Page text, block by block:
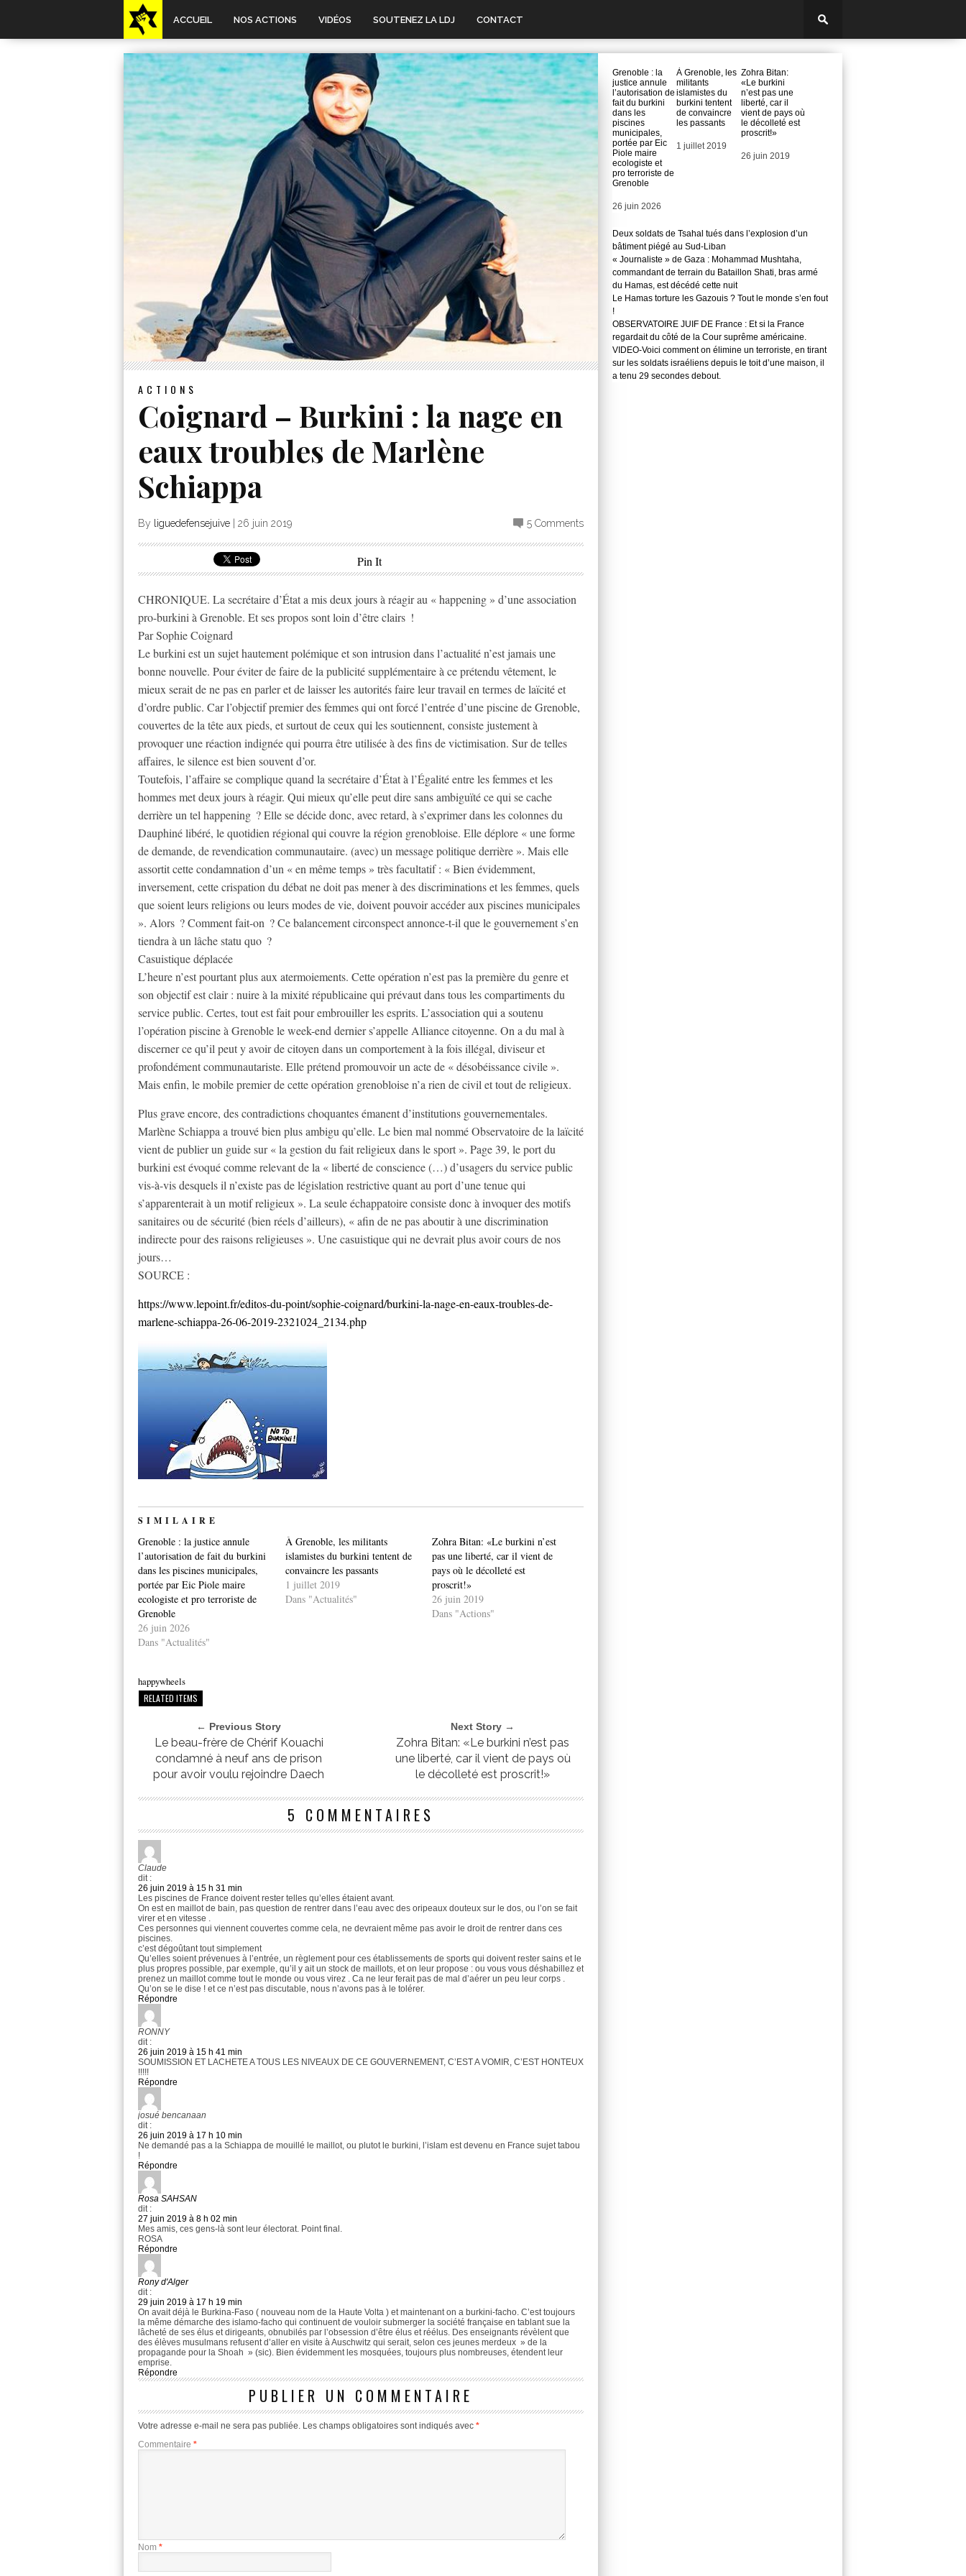
ACCUEIL NOS ACTIONS VIDÉOS SOUTENEZ LA LDJ CONTACT
ACTIONS
Coignard – Burkini : la nage en
eaux troubles de Marlène
Schiappa
By liguedefensejuive 26 juin 2019 5 Comments
Pin It
CHRONIQUE. La secrétaire d’État a mis deux jours à réagir au « happening » d’une association
pro-burkini à Grenoble. Et ses propos sont loin d’être clairs !
Par Sophie Coignard
Le burkini est un sujet hautement polémique et son intrusion dans l’actualité n’est jamais une
bonne nouvelle. Pour éviter de faire de la publicité supplémentaire à ce prétendu vêtement, le
mieux serait de ne pas en parler et de laisser les autorités faire leur travail en termes de laïcité et
d’ordre public. Car l’objectif premier des femmes qui ont forcé l’entrée d’une piscine de Grenoble,
couvertes de la tête aux pieds, et surtout de ceux qui les soutiennent, consiste justement à
provoquer une réaction indignée qui pourra être utilisée à des fins de victimisation. Sur de telles
affaires, le silence est bien souvent d’or.
Toutefois, l’affaire se complique quand la secrétaire d’État à l’Égalité entre les femmes et les
hommes met deux jours à réagir. Qui mieux qu’elle peut dire sans ambiguïté ce qui se cache
derrière un tel happening ? Elle se décide donc, avec retard, à s’exprimer dans les colonnes du
Dauphiné libéré, le quotidien régional qui couvre la région grenobloise. Elle déplore « une forme
de demande, de revendication communautaire. (avec) un message politique derrière ». Mais elle
assortit cette condamnation d’un « en même temps » très facultatif : « Bien évidemment,
inversement, cette crispation du débat ne doit pas mener à des discriminations et les femmes, quels
que soient leurs religions ou leurs modes de vie, doivent pouvoir accéder aux piscines municipales
». Alors ? Comment fait-on ? Ce balancement circonspect annonce-t-il que le gouvernement s’en
tiendra à un lâche statu quo ?
Casuistique déplacée
L’heure n’est pourtant plus aux atermoiements. Cette opération n’est pas la première du genre et
son objectif est clair : nuire à la mixité républicaine qui prévaut dans tous les compartiments du
service public. Certes, tout est fait pour embrouiller les esprits. L’association qui a soutenu
l’opération piscine à Grenoble le week-end dernier s’appelle Alliance citoyenne. On a du mal à
discerner ce qu’il peut y avoir de citoyen dans un comportement à la fois illégal, diviseur et
profondément communautariste. Elle prétend promouvoir un acte de « désobéissance civile ».
Mais enfin, le mobile premier de cette opération grenobloise n’a rien de civil et tout de religieux.
Plus grave encore, des contradictions choquantes émanent d’institutions gouvernementales.
Marlène Schiappa a trouvé bien plus ambigu qu’elle. Le bien mal nommé Observatoire de la laïcité
vient de publier un guide sur « la gestion du fait religieux dans le sport ». Page 39, le port du
burkini est évoqué comme relevant de la « liberté de conscience (…) d’usagers du service public
vis-à-vis desquels il n’existe pas de législation restrictive quant au port d’une tenue qui
s’apparenterait à un motif religieux ». La seule échappatoire consiste donc à invoquer des motifs
sanitaires ou de sécurité (bien réels d’ailleurs), « afin de ne pas aboutir à une discrimination
indirecte pour des raisons religieuses ». Une casuistique qui ne devrait plus avoir cours de nos
jours…
SOURCE :
https://www.lepoint.fr/editos-du-point/sophie-coignard/burkini-la-nage-en-eaux-troubles-de-
marlene-schiappa-26-06-2019-2321024_2134.php
SIMILAIRE
Grenoble : la justice annule
l’autorisation de fait du burkini
dans les piscines municipales,
portée par Eic Piole maire
ecologiste et pro terroriste de
Grenoble
26 juin 2026
Dans "Actualités"
À Grenoble, les militants
islamistes du burkini tentent de
convaincre les passants
1 juillet 2019
Dans "Actualités"
Zohra Bitan: «Le burkini n’est
pas une liberté, car il vient de
pays où le décolleté est
proscrit!»
26 juin 2019
Dans "Actions"
happywheels
RELATED ITEMS
← Previous Story
Le beau-frère de Chérif Kouachi
condamné à neuf ans de prison
pour avoir voulu rejoindre Daech
Next Story →
Zohra Bitan: «Le burkini n’est pas
une liberté, car il vient de pays où
le décolleté est proscrit!»
5 COMMENTAIRES
Claude
dit :
26 juin 2019 à 15 h 31 min
Les piscines de France doivent rester telles qu’elles étaient avant.
On est en maillot de bain, pas question de rentrer dans l’eau avec des oripeaux douteux sur le dos, ou l’on se fait
virer et en vitesse .
Ces personnes qui viennent couvertes comme cela, ne devraient même pas avoir le droit de rentrer dans ces
piscines.
c’est dégoûtant tout simplement
Qu’elles soient prévenues à l’entrée, un règlement pour ces établissements de sports qui doivent rester sains et le
plus propres possible, par exemple, qu’il y ait un stock de maillots, et on leur propose : ou vous vous déshabillez et
prenez un maillot comme tout le monde ou vous virez . Ca ne leur ferait pas de mal d’aérer un peu leur corps .
Qu’on se le dise ! et ce n’est pas discutable, nous n’avons pas à le tolérer.
Répondre
RONNY
dit :
26 juin 2019 à 15 h 41 min
SOUMISSION ET LACHETE A TOUS LES NIVEAUX DE CE GOUVERNEMENT, C’EST A VOMIR, C’EST HONTEUX
!!!!!
Répondre
josué bencanaan
dit :
26 juin 2019 à 17 h 10 min
Ne demandé pas a la Schiappa de mouillé le maillot, ou plutot le burkini, l’islam est devenu en France sujet tabou
!
Répondre
Rosa SAHSAN
dit :
27 juin 2019 à 8 h 02 min
Mes amis, ces gens-là sont leur électorat. Point final.
ROSA
Répondre
Rony d'Alger
dit :
29 juin 2019 à 17 h 19 min
On avait déjà le Burkina-Faso ( nouveau nom de la Haute Volta ) et maintenant on a burkini-facho. C’est toujours
la même démarche des islamo-facho qui continuent de vouloir submerger la société française en tablant sue la
lâcheté de ses élus et dirigeants, obnubilés par l’obsession d’être élus et réélus. Des enseignants révèlent que
des élèves musulmans refusent d’aller en visite à Auschwitz qui serait, selon ces jeunes merdeux » de la
propagande pour la Shoah » (sic). Bien évidemment les mosquées, toujours plus nombreuses, étendent leur
emprise.
Répondre
PUBLIER UN COMMENTAIRE
Votre adresse e-mail ne sera pas publiée. Les champs obligatoires sont indiqués avec *
Commentaire *
Nom *
Grenoble : la
justice annule
l’autorisation de
fait du burkini
dans les
piscines
municipales,
portée par Eic
Piole maire
ecologiste et
pro terroriste de
Grenoble
Date
26 juin 2026
À Grenoble, les
militants
islamistes du
burkini tentent
de convaincre
les passants
Date
1 juillet 2019
Zohra Bitan:
«Le burkini
n’est pas une
liberté, car il
vient de pays où
le décolleté est
proscrit!»
Date
26 juin 2019
Deux soldats de Tsahal tués dans l’explosion d’un
bâtiment piégé au Sud-Liban
« Journaliste » de Gaza : Mohammad Mushtaha,
commandant de terrain du Bataillon Shati, bras armé
du Hamas, est décédé cette nuit
Le Hamas torture les Gazouis ? Tout le monde s’en fout
!
OBSERVATOIRE JUIF DE France : Et si la France
regardait du côté de la Cour suprême américaine.
VIDEO-Voici comment on élimine un terroriste, en tirant
sur les soldats israéliens depuis le toit d’une maison, il
a tenu 29 secondes debout.